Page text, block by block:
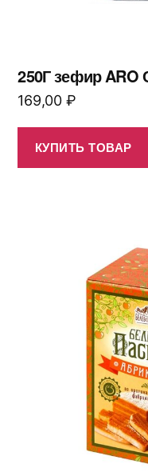
250Г зефир ARO
169,00 ₽
КУПИТЬ ТОВАР